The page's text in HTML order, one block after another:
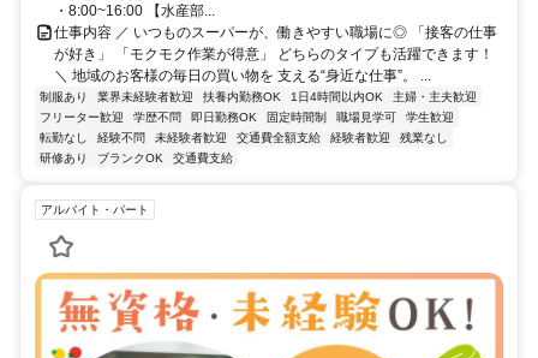
・8:00~16:00 【水産部...
仕事内容 ／ いつものスーパーが、働きやすい職場に◎ 「接客の仕事
が好き」 「モクモク作業が得意」 どちらのタイプも活躍できます！
＼ 地域のお客様の毎日の買い物を 支える“身近な仕事”。 ...
制服あり 業界未経験者歓迎 扶養内勤務OK 1日4時間以内OK
主婦・主夫歓迎
フリーター歓迎
学歴不問 即日勤務OK 固定時間制 職場見学可
学生歓迎
転勤なし
経験不問 未経験者歓迎 交通費全額支給 経験者歓迎
残業なし
研修あり
ブランクOK 交通費支給
アルバイト・パート